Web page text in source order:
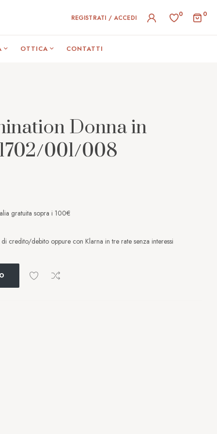
REGISTRATI / ACCEDI 0 0
OTTICA CONTATTI
Donna in
001/008
gratuita sopra i 100€
credito/debito oppure con Klarna in tre rate senza interessi